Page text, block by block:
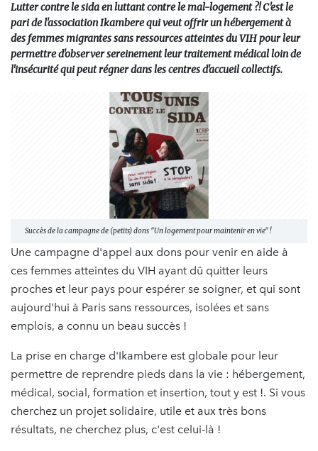
Lutter contre le sida en luttant contre le mal-logement ?! C'est le
pari de l'association Ikambere qui veut offrir un hébergement à
des femmes migrantes sans ressources atteintes du VIH pour leur
permettre d'observer sereinement leur traitement médical loin de
l'insécurité qui peut régner dans les centres d'accueil collectifs.
Succès de la campagne de (petits) dons "Un logement pour maintenir en vie" !
Une campagne d'appel aux dons pour venir en aide à
ces femmes atteintes du VIH ayant dû quitter leurs
proches et leur pays pour espérer se soigner, et qui sont
aujourd'hui à Paris sans ressources, isolées et sans
emplois, a connu un beau succès !
La prise en charge d'Ikambere est globale pour leur
permettre de reprendre pieds dans la vie : hébergement,
médical, social, formation et insertion, tout y est !. Si vous
cherchez un projet solidaire, utile et aux très bons
résultats, ne cherchez plus, c'est celui-là !